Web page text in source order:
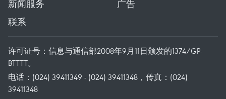
新闻服务
广告
联系
许可证号：信息与通信部2008年9月11日颁发的1374/GP-
BTTTT。
电话：(024) 39411349 - (024) 39411348，传真：(024)
39411348